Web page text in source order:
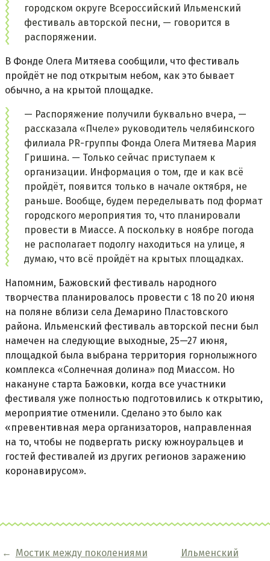
городском округе Всероссийский Ильменский
фестиваль авторской песни, — говорится в
распоряжении.
В Фонде Олега Митяева сообщили, что фестиваль
пройдёт не под открытым небом, как это бывает
обычно, а на крытой площадке.
— Распоряжение получили буквально вчера, —
рассказала «Пчеле» руководитель челябинского
филиала PR-группы Фонда Олега Митяева Мария
Гришина. — Только сейчас приступаем к
организации. Информация о том, где и как всё
пройдёт, появится только в начале октября, не
раньше. Вообще, будем переделывать под формат
городского мероприятия то, что планировали
провести в Миассе. А поскольку в ноябре погода
не располагает подолгу находиться на улице, я
думаю, что всё пройдёт на крытых площадках.
Напомним, Бажовский фестиваль народного
творчества планировалось провести с 18 по 20 июня
на поляне вблизи села Демарино Пластовского
района. Ильменский фестиваль авторской песни был
намечен на следующие выходные, 25—27 июня,
площадкой была выбрана территория горнолыжного
комплекса «Солнечная долина» под Миассом. Но
накануне старта Бажовки, когда все участники
фестиваля уже полностью подготовились к открытию,
мероприятие отменили. Сделано это было как
«превентивная мера организаторов, направленная
на то, чтобы не подвергать риску южноуральцев и
гостей фестивалей из других регионов заражению
коронавирусом».
← Мостик между поколениями
Ильменский